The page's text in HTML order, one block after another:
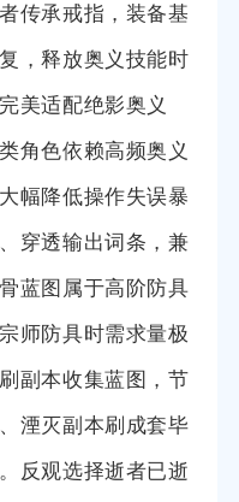
传承戒指，装备基
，释放奥义技能时
美适配绝影奥义
角色依赖高频奥义
幅降低操作失误暴
穿透输出词条，兼
蓝图属于高阶防具
师防具时需求量极
副本收集蓝图，节
湮灭副本刷成套毕
反观选择逝者已逝